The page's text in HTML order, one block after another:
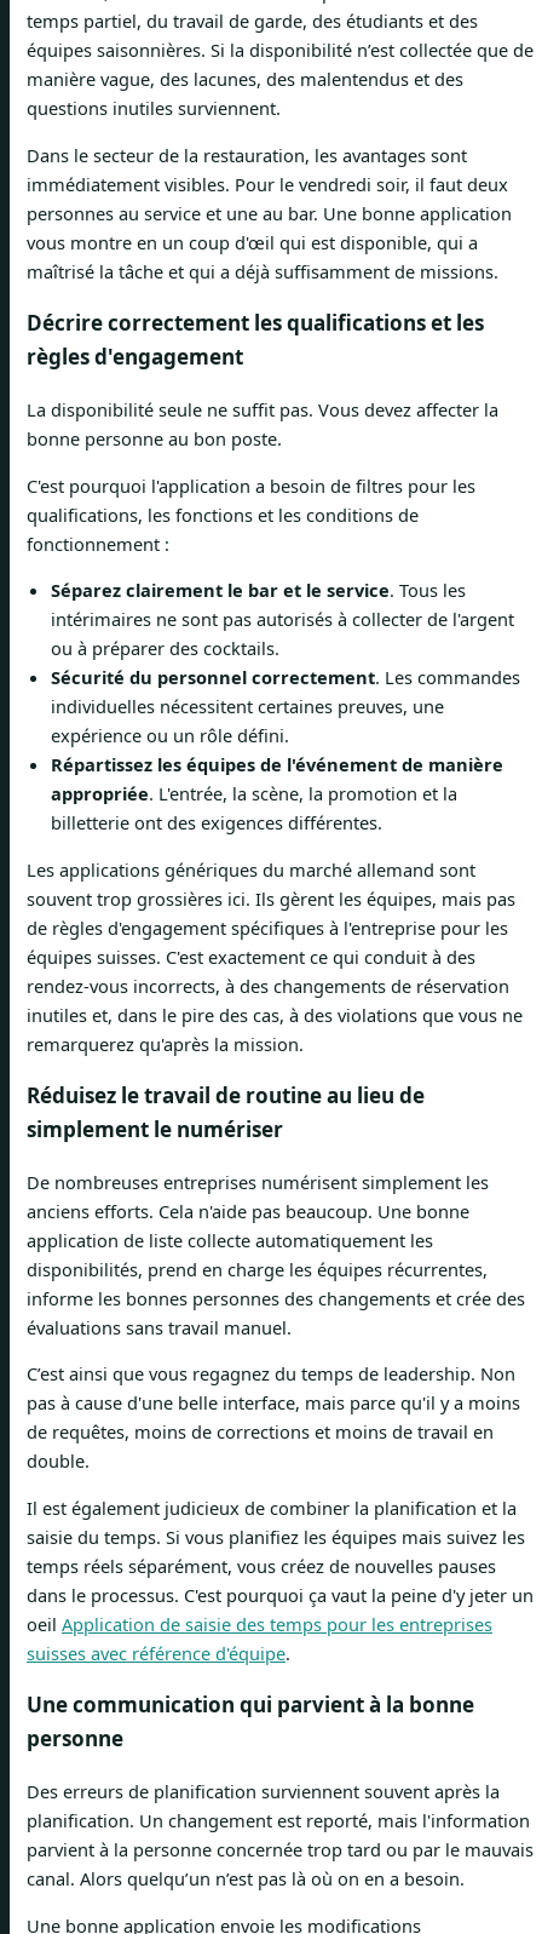
temps partiel, du travail de garde, des étudiants et des
équipes saisonnières. Si la disponibilité n’est collectée que de
manière vague, des lacunes, des malentendus et des
questions inutiles surviennent.
Dans le secteur de la restauration, les avantages sont
immédiatement visibles. Pour le vendredi soir, il faut deux
personnes au service et une au bar. Une bonne application
vous montre en un coup d'œil qui est disponible, qui a
maîtrisé la tâche et qui a déjà suffisamment de missions.
Décrire correctement les qualifications et les
règles d'engagement
La disponibilité seule ne suffit pas. Vous devez affecter la
bonne personne au bon poste.
C'est pourquoi l'application a besoin de filtres pour les
qualifications, les fonctions et les conditions de
fonctionnement :
Séparez clairement le bar et le service. Tous les
intérimaires ne sont pas autorisés à collecter de l'argent
ou à préparer des cocktails.
Sécurité du personnel correctement. Les commandes
individuelles nécessitent certaines preuves, une
expérience ou un rôle défini.
Répartissez les équipes de l'événement de manière
appropriée. L'entrée, la scène, la promotion et la
billetterie ont des exigences différentes.
Les applications génériques du marché allemand sont
souvent trop grossières ici. Ils gèrent les équipes, mais pas
de règles d'engagement spécifiques à l'entreprise pour les
équipes suisses. C'est exactement ce qui conduit à des
rendez-vous incorrects, à des changements de réservation
inutiles et, dans le pire des cas, à des violations que vous ne
remarquerez qu'après la mission.
Réduisez le travail de routine au lieu de
simplement le numériser
De nombreuses entreprises numérisent simplement les
anciens efforts. Cela n'aide pas beaucoup. Une bonne
application de liste collecte automatiquement les
disponibilités, prend en charge les équipes récurrentes,
informe les bonnes personnes des changements et crée des
évaluations sans travail manuel.
C’est ainsi que vous regagnez du temps de leadership. Non
pas à cause d'une belle interface, mais parce qu'il y a moins
de requêtes, moins de corrections et moins de travail en
double.
Il est également judicieux de combiner la planification et la
saisie du temps. Si vous planifiez les équipes mais suivez les
temps réels séparément, vous créez de nouvelles pauses
dans le processus. C'est pourquoi ça vaut la peine d'y jeter un
oeil Application de saisie des temps pour les entreprises
suisses avec référence d'équipe.
Une communication qui parvient à la bonne
personne
Des erreurs de planification surviennent souvent après la
planification. Un changement est reporté, mais l'information
parvient à la personne concernée trop tard ou par le mauvais
canal. Alors quelqu’un n’est pas là où on en a besoin.
Une bonne application envoie les modifications